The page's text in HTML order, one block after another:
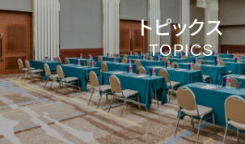
トピックス
TOPICS